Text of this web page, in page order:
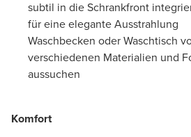
subtil in die Schrankfront
für eine elegante Ausstrahlung
Waschbecken oder Waschtisch
verschiedenen Materialien und
aussuchen
Komfort